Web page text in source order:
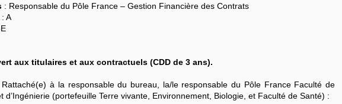
: Responsable du Pôle France – Gestion Financière des Contrats
: A
aux titulaires et aux contractuels (CDD de 3 ans).
Rattaché(e) à la responsable du bureau, la/le responsable du Pôle France Faculté de
d’Ingénierie (portefeuille Terre vivante, Environnement, Biologie, et Faculté de Santé) :